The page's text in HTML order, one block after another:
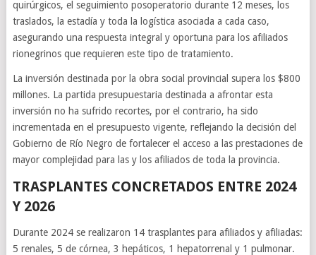
quirúrgicos, el seguimiento posoperatorio durante 12 meses, los
traslados, la estadía y toda la logística asociada a cada caso,
asegurando una respuesta integral y oportuna para los afiliados
rionegrinos que requieren este tipo de tratamiento.
La inversión destinada por la obra social provincial supera los $800
millones. La partida presupuestaria destinada a afrontar esta
inversión no ha sufrido recortes, por el contrario, ha sido
incrementada en el presupuesto vigente, reflejando la decisión del
Gobierno de Río Negro de fortalecer el acceso a las prestaciones de
mayor complejidad para las y los afiliados de toda la provincia.
TRASPLANTES CONCRETADOS ENTRE 2024
Y 2026
Durante 2024 se realizaron 14 trasplantes para afiliados y afiliadas:
5 renales, 5 de córnea, 3 hepáticos, 1 hepatorrenal y 1 pulmonar.